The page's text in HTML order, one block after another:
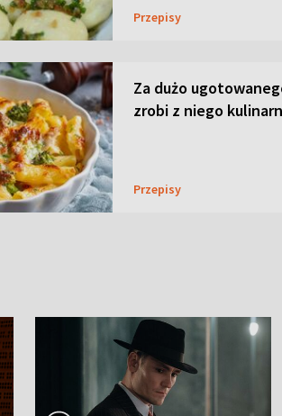
Przepisy
Za dużo
zrobi z niego
Przepisy